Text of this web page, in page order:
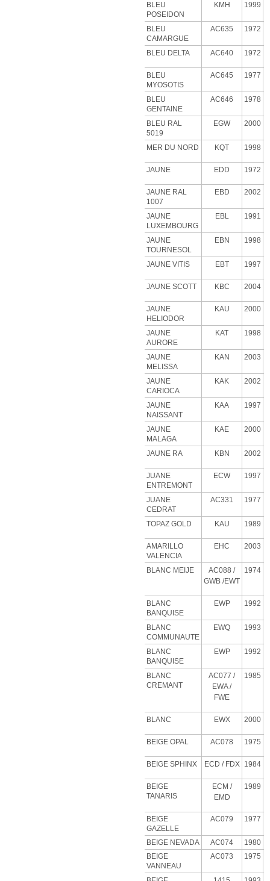
BLEU
POSEIDON
KMH 1999
BLEU
CAMARGUE
AC635 1972
BLEU DELTA AC640 1972
BLEU
MYOSOTIS
AC645 1977
BLEU
GENTAINE
AC646 1978
BLEU RAL
5019
EGW 2000
MER DU NORD KQT 1998
JAUNE EDD 1972
JAUNE RAL
1007
EBD 2002
JAUNE
LUXEMBOURG
EBL 1991
JAUNE
TOURNESOL
EBN 1998
JAUNE VITIS EBT 1997
JAUNE SCOTT KBC 2004
JAUNE
HELIODOR
KAU 2000
JAUNE
AURORE
KAT 1998
JAUNE
MELISSA
KAN 2003
JAUNE
CARIOCA
KAK 2002
JAUNE
NAISSANT
KAA 1997
JAUNE
MALAGA
KAE 2000
JAUNE RA KBN 2002
JUANE
ENTREMONT
ECW 1997
JUANE
CEDRAT
AC331 1977
TOPAZ GOLD KAU 1989
AMARILLO
VALENCIA
EHC 2003
BLANC MEIJE AC088 /
GWB /EWT
1974
BLANC
BANQUISE
EWP 1992
BLANC
COMMUNAUTE
EWQ 1993
BLANC
BANQUISE
EWP 1992
BLANC
CREMANT
AC077 /
EWA /
FWE
1985
BLANC EWX 2000
BEIGE OPAL AC078 1975
BEIGE SPHINX ECD / FDX 1984
BEIGE
TANARIS
ECM /
EMD
1989
BEIGE
GAZELLE
AC079 1977
BEIGE NEVADA AC074
1980
BEIGE
VANNEAU
AC073 1975